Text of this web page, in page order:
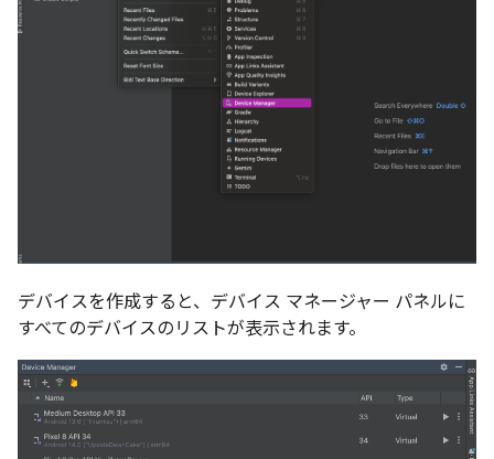
デバイスを作成すると、デバイス マネージャー パネルに
すべてのデバイスのリストが表示されます。